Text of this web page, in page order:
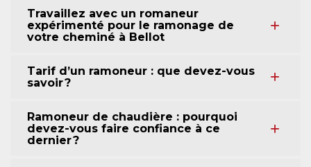
Travaillez avec un romaneur
expérimenté pour le ramonage de
votre cheminé à Bellot
Tarif d’un ramoneur : que devez-vous
savoir ?
Ramoneur de chaudière : pourquoi
devez-vous faire confiance à ce
dernier ?